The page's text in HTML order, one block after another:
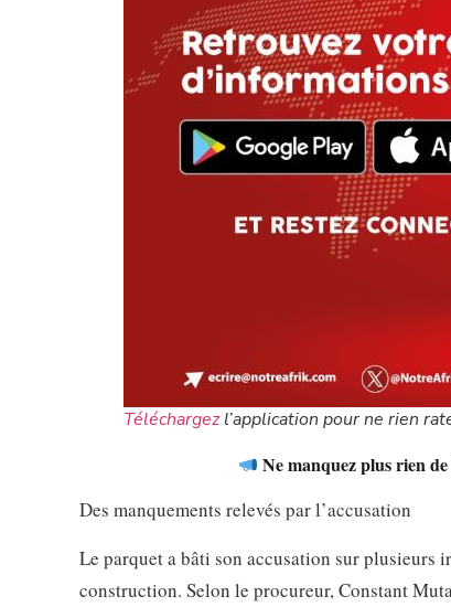
Téléchargezl’application pour ne rien
Ne manquez plus rien
Des manquements relevés par l’accusation
Le parquet a bâti son accusation sur plusieurs
construction. Selon le procureur, Constant